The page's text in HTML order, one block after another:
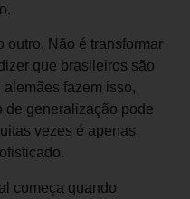
outro. Não é transformar
que brasileiros são
fazem isso,
de generalização pode
vezes é apenas
começa quando